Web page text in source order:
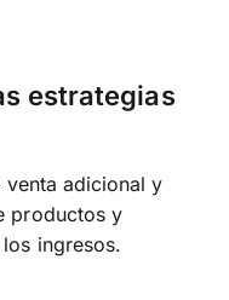
estrategias
venta adicional y
productos y
ingresos.